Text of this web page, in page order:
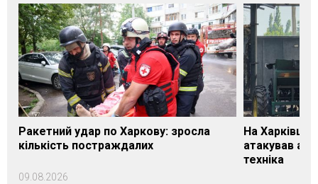
Ракетний удар по Харкову: зросла
кількість постраждалих
09.08.2026
На
атакував
техніка